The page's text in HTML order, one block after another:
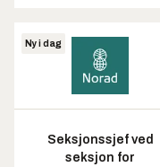
Ny i dag
Seksjonssjef ved
seksjon for